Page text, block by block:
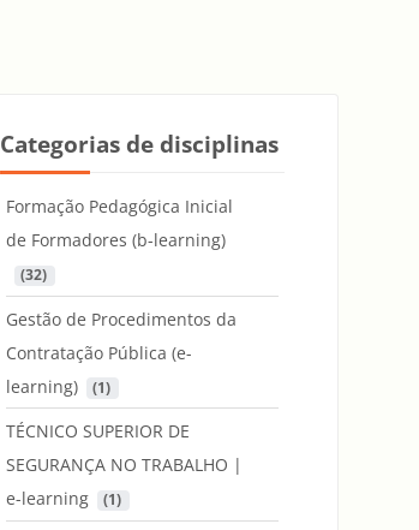
Categorias de disciplinas
Formação Pedagógica Inicial
de Formadores (b-learning)
(32)
Gestão de Procedimentos da
Contratação Pública (e-
learning)
(1)
TÉCNICO SUPERIOR DE
SEGURANÇA NO TRABALHO |
e-learning
(1)